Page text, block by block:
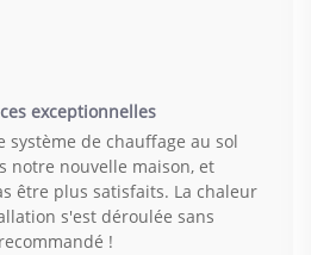
exceptionnelles
système de chauffage au sol
notre nouvelle maison, et
être plus satisfaits. La chaleur
s'est déroulée sans
!